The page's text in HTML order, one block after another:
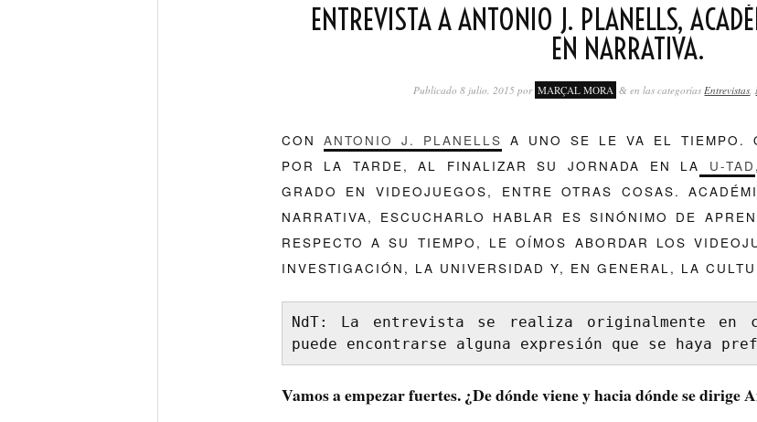
ENTREVISTA A ANTONIO J. PLANELLS,
EN NARRATIVA.
Publicado8 julio, 2015 por MARÇAL MORA & en las categorías Entrevistas ,
CON ANTONIO J. PLANELLS A UNO SE LE VA EL TIEMPO.
POR LA TARDE, AL FINALIZAR SU JORNADA EN LA
U-TAD
GRADO EN VIDEOJUEGOS, ENTRE OTRAS COSAS.
NARRATIVA, ESCUCHARLO HABLAR ES SINÓNIMO DE
RESPECTO A SU TIEMPO, LE OÍMOS ABORDAR LOS
INVESTIGACIÓN, LA UNIVERSIDAD Y, EN GENERAL, LA
NdT: La entrevista se realiza originalmente en
puede encontrarse alguna expresión que se haya
Vamos a empezar fuertes. ¿De dónde viene y hacia dónde se dirige